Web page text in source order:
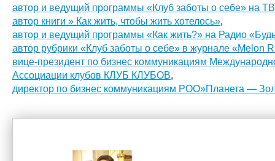
автор и ведущий программы «Клуб заботы о себе» на
автор книги » Как жить, чтобы жить хотелось»,
автор и ведущий программы «Как жить?» на Радио
автор рубрики «Клуб заботы о себе» в журнале «Melon
вице-президент по бизнес коммуникациям
Ассоциации клубов КЛУБ КЛУБОВ,
директор по бизнес коммуникациям РОО»Планета —